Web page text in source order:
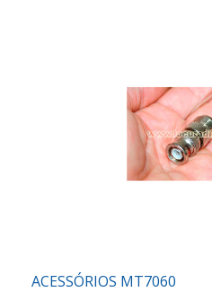
ACESSÓRIOS MT7060